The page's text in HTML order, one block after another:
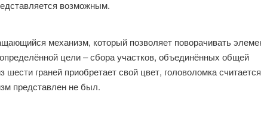
возможным.
механизм, который позволяет поворачивать
цели – сбора участков, объединённых общей
шести граней приобретает свой цвет, головоломка считается
представлен не был.